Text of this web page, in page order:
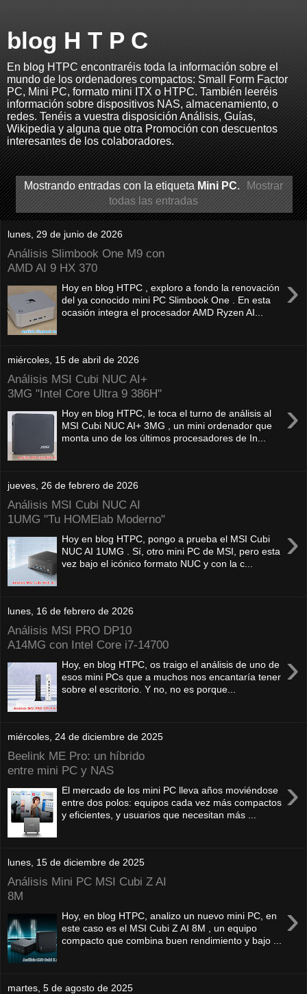
blog H T P C
En blog HTPC encontraréis toda la información sobre el
mundo de los ordenadores compactos: Small Form Factor
PC, Mini PC, formato mini ITX o HTPC. También leeréis
información sobre dispositivos NAS, almacenamiento, o
redes. Tenéis a vuestra disposición Análisis, Guías,
Wikipedia y alguna que otra Promoción con descuentos
interesantes de los colaboradores.
Mostrando entradas con la etiquetaMini PC. Mostrar
todas las entradas
lunes, 29 de junio de 2026
Análisis Slimbook One M9 con
AMD AI 9 HX 370
›
Hoy en blog HTPC , exploro a fondo la renovación
del ya conocido mini PC Slimbook One . En esta
ocasión integra el procesador AMD Ryzen AI...
miércoles, 15 de abril de 2026
Análisis MSI Cubi NUC AI+
3MG "Intel Core Ultra 9 386H"
›
Hoy en blog HTPC, le toca el turno de análisis al
MSI Cubi NUC AI+ 3MG , un mini ordenador que
monta uno de los últimos procesadores de In...
jueves, 26 de febrero de 2026
Análisis MSI Cubi NUC AI
1UMG "Tu HOMElab Moderno"
›
Hoy en blog HTPC, pongo a prueba el MSI Cubi
NUC AI 1UMG . Sí, otro mini PC de MSI, pero esta
vez bajo el icónico formato NUC y con la c...
lunes, 16 de febrero de 2026
Análisis MSI PRO DP10
A14MG con Intel Core i7-14700
›
Hoy, en blog HTPC, os traigo el análisis de uno de
esos mini PCs que a muchos nos encantaría tener
sobre el escritorio. Y no, no es porque...
miércoles, 24 de diciembre de 2025
Beelink ME Pro: un híbrido
entre mini PC y NAS
›
El mercado de los mini PC lleva años moviéndose
entre dos polos: equipos cada vez más compactos
y eficientes, y usuarios que necesitan más ...
lunes, 15 de diciembre de 2025
Análisis Mini PC MSI Cubi Z AI
8M
›
Hoy, en blog HTPC, analizo un nuevo mini PC, en
este caso es el MSI Cubi Z AI 8M , un equipo
compacto que combina buen rendimiento y bajo ...
martes, 5 de agosto de 2025